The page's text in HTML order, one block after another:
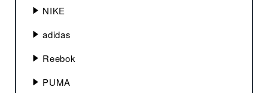
NIKE
adidas
Reebok
PUMA